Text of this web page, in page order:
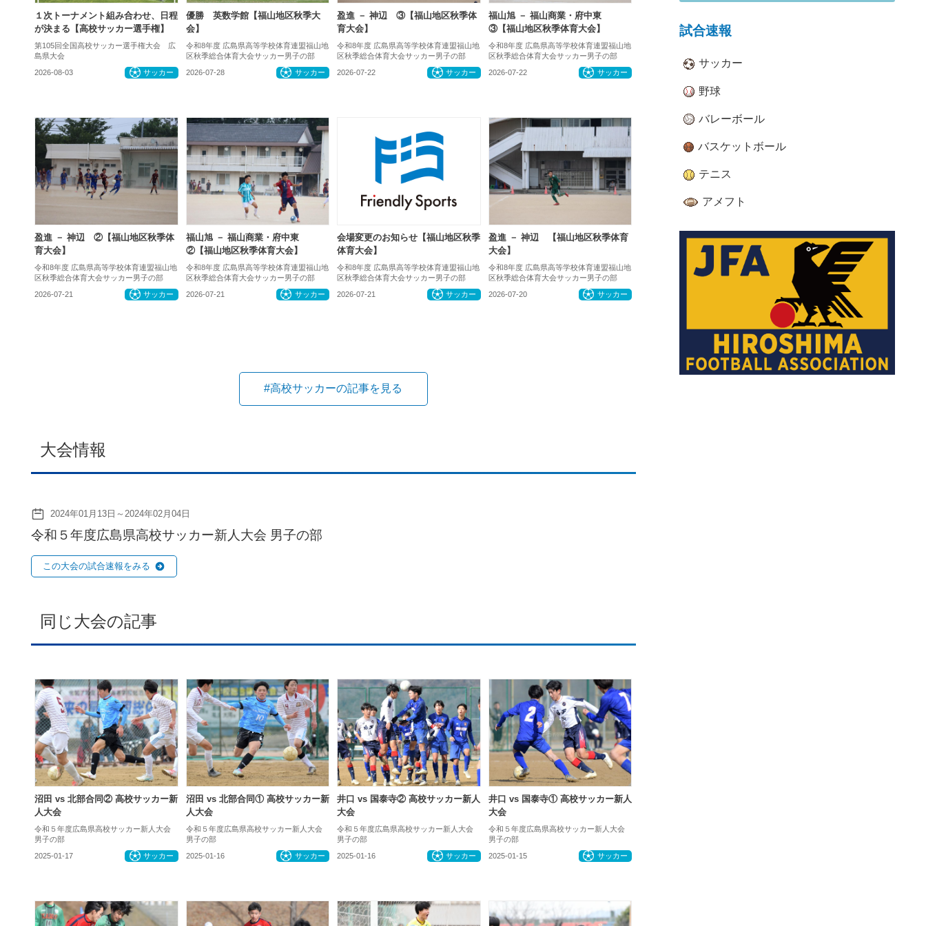
１次トーナメント組み合わせ、日程
が決まる【高校サッカー選手権】
第105回全国高校サッカー選手権大会 広
島県大会
2026-08-03 サッカー
優勝 英数学館【福山地区秋季大
会】
令和8年度 広島県高等学校体育連盟福山地
区秋季総合体育大会サッカー男子の部
2026-07-28 サッカー
盈進 － 神辺 ③【福山地区秋季体
育大会】
令和8年度 広島県高等学校体育連盟福山地
区秋季総合体育大会サッカー男子の部
2026-07-22 サッカー
福山旭 － 福山商業・府中東
③【福山地区秋季体育大会】
令和8年度 広島県高等学校体育連盟福山地
区秋季総合体育大会サッカー男子の部
2026-07-22 サッカー
盈進 － 神辺 ②【福山地区秋季体
育大会】
令和8年度 広島県高等学校体育連盟福山地
区秋季総合体育大会サッカー男子の部
2026-07-21 サッカー
福山旭 － 福山商業・府中東
②【福山地区秋季体育大会】
令和8年度 広島県高等学校体育連盟福山地
区秋季総合体育大会サッカー男子の部
2026-07-21 サッカー
会場変更のお知らせ【福山地区秋季
体育大会】
令和8年度 広島県高等学校体育連盟福山地
区秋季総合体育大会サッカー男子の部
2026-07-21 サッカー
盈進 － 神辺 【福山地区秋季体育
大会】
令和8年度 広島県高等学校体育連盟福山地
区秋季総合体育大会サッカー男子の部
2026-07-20 サッカー
#高校サッカーの記事を見る
大会情報
2024年01月13日～2024年02月04日
令和５年度広島県高校サッカー新人大会 男子の部
この大会の試合速報をみる
同じ大会の記事
沼田 vs 北部合同② 高校サッカー新
人大会
令和５年度広島県高校サッカー新人大会
男子の部
2025-01-17 サッカー
沼田 vs 北部合同① 高校サッカー新
人大会
令和５年度広島県高校サッカー新人大会
男子の部
2025-01-16 サッカー
井口 vs 国泰寺② 高校サッカー新人
大会
令和５年度広島県高校サッカー新人大会
男子の部
2025-01-16 サッカー
井口 vs 国泰寺① 高校サッカー新人
大会
令和５年度広島県高校サッカー新人大会
男子の部
2025-01-15 サッカー
試合速報
サッカー
野球
バレーボール
バスケットボール
テニス
アメフト